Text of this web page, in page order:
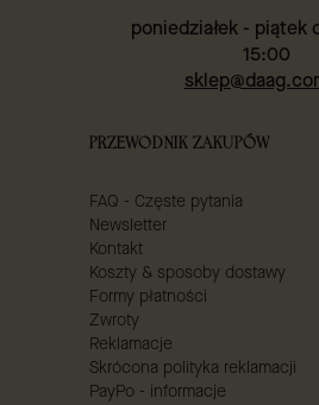
poniedziałek - piątek
15:00
Linki w stopce
PRZEWODNIK ZAKUPÓW
FAQ - Częste pytania
Newsletter
Kontakt
Koszty & sposoby dostawy
Formy płatności
Zwroty
Reklamacje
Skrócona polityka reklamacji
PayPo - informacje